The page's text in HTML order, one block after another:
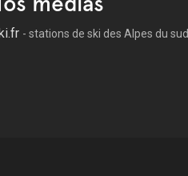
- stations de ski des Alpes du sud